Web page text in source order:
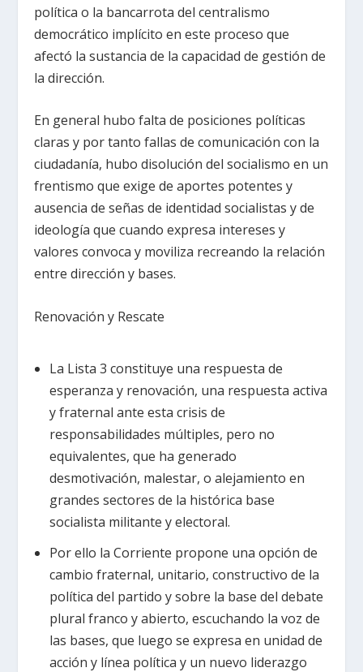
política o la bancarrota del centralismo
democrático implícito en este proceso que
afectó la sustancia de la capacidad de gestión de
la dirección.
En general hubo falta de posiciones políticas
claras y por tanto fallas de comunicación con la
ciudadanía, hubo disolución del socialismo en un
frentismo que exige de aportes potentes y
ausencia de señas de identidad socialistas y de
ideología que cuando expresa intereses y
valores convoca y moviliza recreando la relación
entre dirección y bases.
Renovación y Rescate
La Lista 3 constituye una respuesta de
esperanza y renovación, una respuesta activa
y fraternal ante esta crisis de
responsabilidades múltiples, pero no
equivalentes, que ha generado
desmotivación, malestar, o alejamiento en
grandes sectores de la histórica base
socialista militante y electoral.
Por ello la Corriente propone una opción de
cambio fraternal, unitario, constructivo de la
política del partido y sobre la base del debate
plural franco y abierto, escuchando la voz de
las bases, que luego se expresa en unidad de
acción y línea política y un nuevo liderazgo